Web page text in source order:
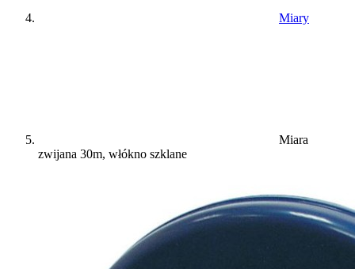
Miary
Miara
zwijana 30m, włókno szklane